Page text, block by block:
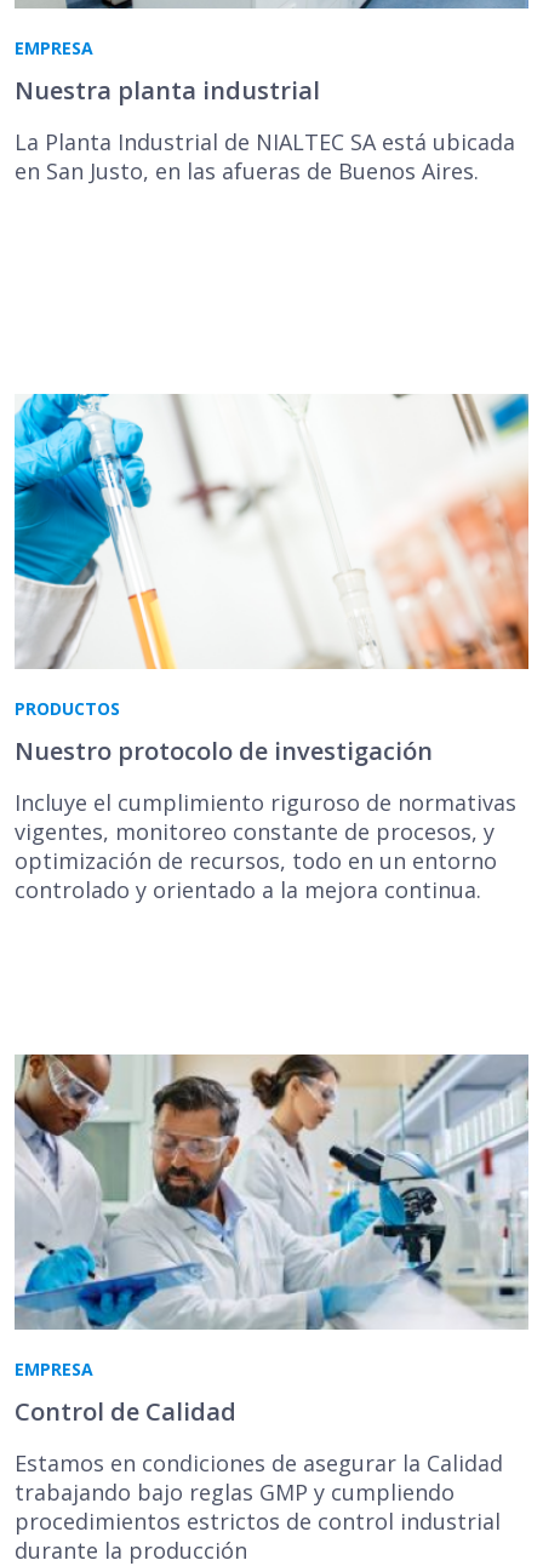
EMPRESA
Nuestra planta industrial
La Planta Industrial de NIALTEC SA está ubicada
en San Justo, en las afueras de Buenos Aires.
PRODUCTOS
Nuestro protocolo de investigación
Incluye el cumplimiento riguroso de normativas
vigentes, monitoreo constante de procesos, y
optimización de recursos, todo en un entorno
controlado y orientado a la mejora continua.
EMPRESA
Control de Calidad
Estamos en condiciones de asegurar la Calidad
trabajando bajo reglas GMP y cumpliendo
procedimientos estrictos de control industrial
durante la producción